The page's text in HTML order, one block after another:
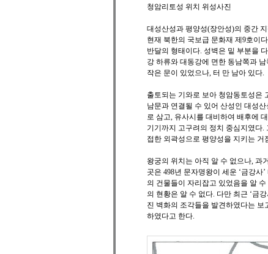
청암리토성 위치 위성사진
대성산성과 평양성(장안성)의 중간
현재 북한의 국보급 문화재 제9호이
반달의 형태이다. 성벽은 밑 부분을
강 하류와 대동강에 면한 동남쪽과
작은 문이 있었으나, 터 만 남아 있다.
출토되는 기와로 보아 청암동토성은
남문과 연결될 수 있어 산성인 대성
로 삼고, 유사시를 대비하여 배후에
기기까지 고구려의 정치 중심지였다
접한 외곽성으로 평양성을 지키는
왕궁의 위치는 아직 알 수 없으나, 과
곳은 498년 문자명왕이 세운 ‘금강
의 건물들이 자리잡고 있었음을 알
의 현황은 알 수 없다. 다만 최근 ‘금
진 벽화의 조각들을 발견하였다는 보
하였다고 한다.